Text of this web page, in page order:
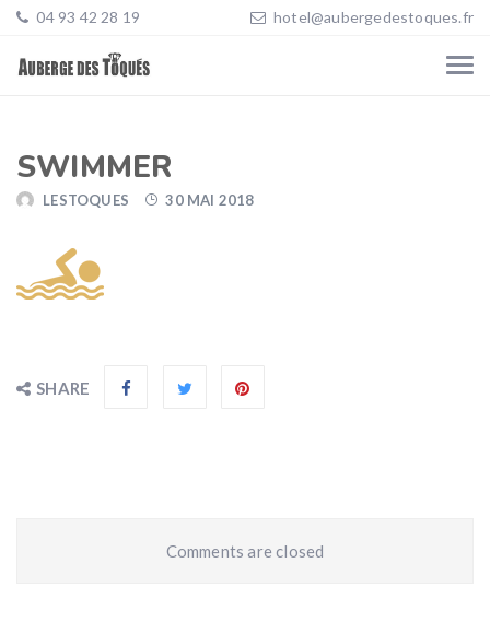
04 93 42 28 19 hotel@aubergedestoques.fr
SWIMMER
LESTOQUES 30 MAI 2018
SHARE
Comments are closed